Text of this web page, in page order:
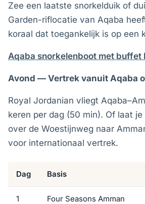
Zee een laatste snorkelduik of
Garden-riflocatie van Aqaba
koraal dat toegankelijk is op een
Aqaba snorkelenboot met buffet
Avond — Vertrek vanuit Aqaba
Royal Jordanian vliegt
keren per dag (50 min). Of laat
over de Woestijnweg naar
voor internationaal vertrek.
Dag Basis
1 Four Seasons Amman